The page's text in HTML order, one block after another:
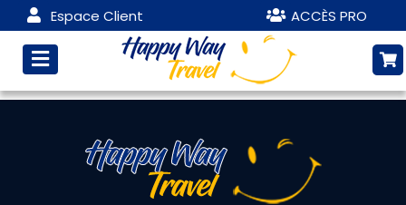
Espace Client ACCÈS PRO